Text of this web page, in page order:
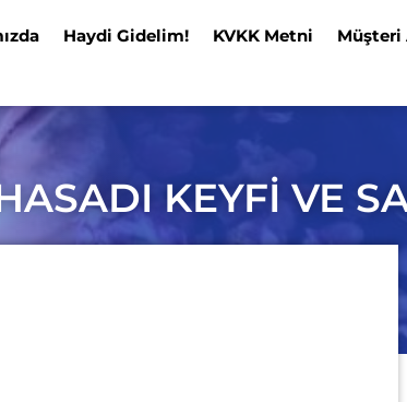
Haydi Gidelim! KVKK Metni
Müşteri
KEYFİ VE